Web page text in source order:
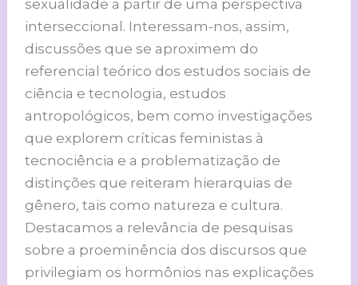
sexualidade a partir de uma perspectiva
interseccional. Interessam-nos, assim,
discussões que se aproximem do
referencial teórico dos estudos sociais de
ciência e tecnologia, estudos
antropológicos, bem como investigações
que explorem críticas feministas à
tecnociência e a problematização de
distinções que reiteram hierarquias de
gênero, tais como natureza e cultura.
Destacamos a relevância de pesquisas
sobre a proeminência dos discursos que
privilegiam os hormônios nas explicações